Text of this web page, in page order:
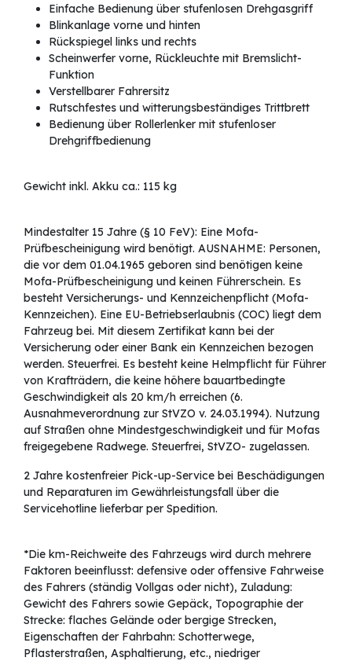
Einfache Bedienung über stufenlosen Drehgasgriff
Blinkanlage vorne und hinten
Rückspiegel links und rechts
Scheinwerfer vorne, Rückleuchte mit Bremslicht-
Funktion
Verstellbarer Fahrersitz
Rutschfestes und witterungsbeständiges Trittbrett
Bedienung über Rollerlenker mit stufenloser
Drehgriffbedienung
Gewicht inkl. Akku ca.: 115 kg
Mindestalter 15 Jahre (§ 10 FeV): Eine Mofa-
Prüfbescheinigung wird benötigt. AUSNAHME: Personen,
die vor dem 01.04.1965 geboren sind benötigen keine
Mofa-Prüfbescheinigung und keinen Führerschein. Es
besteht Versicherungs- und Kennzeichenpflicht (Mofa-
Kennzeichen). Eine EU-Betriebserlaubnis (COC) liegt dem
Fahrzeug bei. Mit diesem Zertifikat kann bei der
Versicherung oder einer Bank ein Kennzeichen bezogen
werden. Steuerfrei. Es besteht keine Helmpflicht für Führer
von Krafträdern, die keine höhere bauartbedingte
Geschwindigkeit als 20 km/h erreichen (6.
Ausnahmeverordnung zur StVZO v. 24.03.1994). Nutzung
auf Straßen ohne Mindestgeschwindigkeit und für Mofas
freigegebene Radwege. Steuerfrei, StVZO- zugelassen.
2 Jahre kostenfreier Pick-up-Service bei Beschädigungen
und Reparaturen im Gewährleistungsfall über die
Servicehotline lieferbar per Spedition.
*Die km-Reichweite des Fahrzeugs wird durch mehrere
Faktoren beeinflusst: defensive oder offensive Fahrweise
des Fahrers (ständig Vollgas oder nicht), Zuladung:
Gewicht des Fahrers sowie Gepäck, Topographie der
Strecke: flaches Gelände oder bergige Strecken,
Eigenschaften der Fahrbahn: Schotterwege,
Pflasterstraßen, Asphaltierung, etc., niedriger